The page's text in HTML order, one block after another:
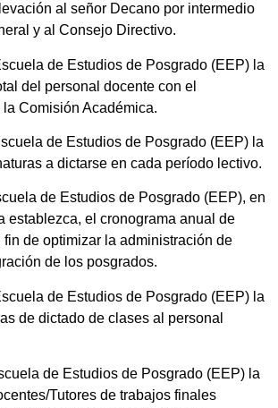
al señor Decano por intermedio
y al Consejo Directivo.
de Estudios de Posgrado (EEP) la
del personal docente con el
Comisión Académica.
de Estudios de Posgrado (EEP) la
a dictarse en cada período lectivo.
de Estudios de Posgrado (EEP), en
establezca, el cronograma anual de
de optimizar la administración de
de los posgrados.
de Estudios de Posgrado (EEP) la
de dictado de clases al personal
de Estudios de Posgrado (EEP) la
Tutores de trabajos finales